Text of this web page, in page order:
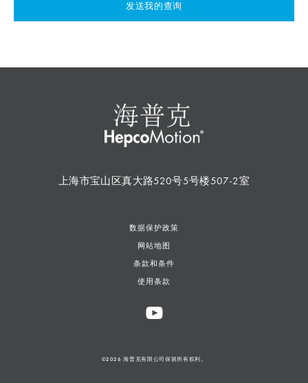
发送我的查询
上海市宝山区真大路520号5号楼507-2室
数据保护政策
网站地图
条款和条件
使用条款
©2026 海普克有限公司保留所有权利。